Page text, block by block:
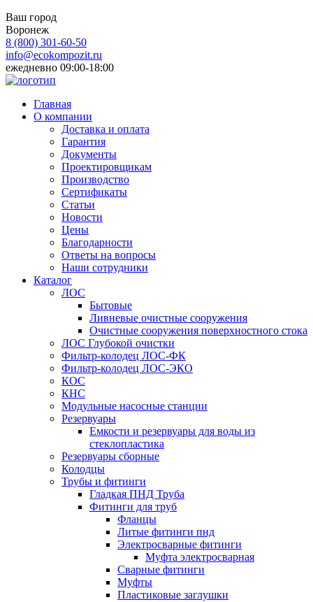
Ваш город
Воронеж
8 (800) 301-60-50
info@ecokompozit.ru
ежедневно 09:00-18:00
Главная
О компании
Доставка и оплата
Гарантия
Документы
Проектировщикам
Производство
Сертификаты
Статьи
Новости
Цены
Благодарности
Ответы на вопросы
Наши сотрудники
Каталог
ЛОС
Бытовые
Ливневые очистные сооружения
Очистные сооружения поверхностного стока
ЛОС Глубокой очистки
Фильтр-колодец ЛОС-ФК
Фильтр-колодец ЛОС-ЭКО
КОС
КНС
Модульные насосные станции
Резервуары
Емкости и резервуары для воды из
стеклопластика
Резервуары сборные
Колодцы
Трубы и фитинги
Гладкая ПНД Труба
Фитинги для труб
Фланцы
Литые фитинги пнд
Электросварные фитинги
Муфта электросварная
Сварные фитинги
Муфты
Пластиковые заглушки